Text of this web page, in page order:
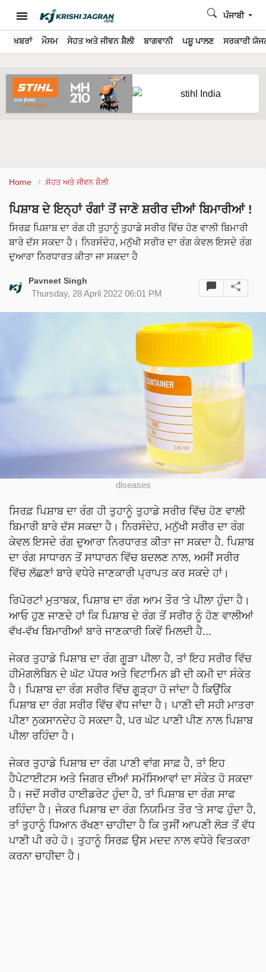
ਖਬਰਾਂ ਮੌਸਮ ਸੇਹਤ ਅਤੇ ਜੀਵਨ ਸ਼ੈਲੀ ਬਾਗਵਾਨੀ ਪਸ਼ੂ ਪਾਲਣ ਸਰਕਾਰੀ
ਪੰਜਾਬੀ
Home ਸੇਹਤ ਅਤੇ ਜੀਵਨ ਸ਼ੈਲੀ
ਪਿਸ਼ਾਬ ਦੇ ਇਨ੍ਹਾਂ ਰੰਗਾਂ ਤੋਂ ਜਾਣੋ ਸ਼ਰੀਰ ਦੀਆਂ ਬਿਮਾਰੀਆਂ !
ਸਿਰਫ਼ ਪਿਸ਼ਾਬ ਦਾ ਰੰਗ ਹੀ ਤੁਹਾਨੂੰ ਤੁਹਾਡੇ ਸਰੀਰ ਵਿੱਚ ਹੋਣ ਵਾਲੀ ਬਿਮਾਰੀ
ਬਾਰੇ ਦੱਸ ਸਕਦਾ ਹੈ। ਨਿਰਸੰਦੇਹ, ਮਨੁੱਖੀ ਸਰੀਰ ਦਾ ਰੰਗ ਕੇਵਲ ਇਸਦੇ ਰੰਗ
ਦੁਆਰਾ ਨਿਰਧਾਰਤ ਕੀਤਾ ਜਾ ਸਕਦਾ ਹੈ
Pavneet Singh
Thursday, 28 April 2022 06:01 PM
diseases
ਸਿਰਫ਼ ਪਿਸ਼ਾਬ ਦਾ ਰੰਗ ਹੀ ਤੁਹਾਨੂੰ ਤੁਹਾਡੇ ਸਰੀਰ ਵਿੱਚ ਹੋਣ ਵਾਲੀ
ਬਿਮਾਰੀ ਬਾਰੇ ਦੱਸ ਸਕਦਾ ਹੈ। ਨਿਰਸੰਦੇਹ, ਮਨੁੱਖੀ ਸਰੀਰ ਦਾ ਰੰਗ
ਕੇਵਲ ਇਸਦੇ ਰੰਗ ਦੁਆਰਾ ਨਿਰਧਾਰਤ ਕੀਤਾ ਜਾ ਸਕਦਾ ਹੈ. ਪਿਸ਼ਾਬ
ਦਾ ਰੰਗ ਸਾਧਾਰਨ ਤੋਂ ਸਾਧਾਰਨ ਵਿੱਚ ਬਦਲਣ ਨਾਲ, ਅਸੀਂ ਸਰੀਰ
ਵਿੱਚ ਲੱਛਣਾਂ ਬਾਰੇ ਵਧੇਰੇ ਜਾਣਕਾਰੀ ਪ੍ਰਾਪਤ ਕਰ ਸਕਦੇ ਹਾਂ।
ਰਿਪੋਰਟਾਂ ਮੁਤਾਬਕ, ਪਿਸ਼ਾਬ ਦਾ ਰੰਗ ਆਮ ਤੌਰ 'ਤੇ ਪੀਲਾ ਹੁੰਦਾ ਹੈ।
ਆਓ ਹੁਣ ਜਾਣਦੇ ਹਾਂ ਕਿ ਪਿਸ਼ਾਬ ਦੇ ਰੰਗ ਤੋਂ ਸਰੀਰ ਨੂੰ ਹੋਣ ਵਾਲੀਆਂ
ਵੱਖ-ਵੱਖ ਬਿਮਾਰੀਆਂ ਬਾਰੇ ਜਾਣਕਾਰੀ ਕਿਵੇਂ ਮਿਲਦੀ ਹੈ...
ਜੇਕਰ ਤੁਹਾਡੇ ਪਿਸ਼ਾਬ ਦਾ ਰੰਗ ਗੂੜਾ ਪੀਲਾ ਹੈ, ਤਾਂ ਇਹ ਸਰੀਰ ਵਿੱਚ
ਹੀਮੋਗਲੋਬਿਨ ਦੇ ਘੱਟ ਪੱਧਰ ਅਤੇ ਵਿਟਾਮਿਨ ਡੀ ਦੀ ਕਮੀ ਦਾ ਸੰਕੇਤ
ਹੈ। ਪਿਸ਼ਾਬ ਦਾ ਰੰਗ ਸਰੀਰ ਵਿੱਚ ਗੂੜ੍ਹਾ ਹੋ ਜਾਂਦਾ ਹੈ ਕਿਉਂਕਿ
ਪਿਸ਼ਾਬ ਦਾ ਰੰਗ ਸਰੀਰ ਵਿੱਚ ਵੱਧ ਜਾਂਦਾ ਹੈ। ਪਾਣੀ ਦੀ ਸਹੀ ਮਾਤਰਾ
ਪੀਣਾ ਨੁਕਸਾਨਦੇਹ ਹੋ ਸਕਦਾ ਹੈ, ਪਰ ਘੱਟ ਪਾਣੀ ਪੀਣ ਨਾਲ ਪਿਸ਼ਾਬ
ਪੀਲਾ ਰਹਿੰਦਾ ਹੈ।
ਜੇਕਰ ਤੁਹਾਡੇ ਪਿਸ਼ਾਬ ਦਾ ਰੰਗ ਪਾਣੀ ਵਾਂਗ ਸਾਫ਼ ਹੈ, ਤਾਂ ਇਹ
ਹੈਪੇਟਾਈਟਸ ਅਤੇ ਜਿਗਰ ਦੀਆਂ ਸਮੱਸਿਆਵਾਂ ਦਾ ਸੰਕੇਤ ਹੋ ਸਕਦਾ
ਹੈ। ਜਦੋਂ ਸਰੀਰ ਹਾਈਡਰੇਟ ਹੁੰਦਾ ਹੈ, ਤਾਂ ਪਿਸ਼ਾਬ ਦਾ ਰੰਗ ਸਾਫ
ਰਹਿੰਦਾ ਹੈ। ਜੇਕਰ ਪਿਸ਼ਾਬ ਦਾ ਰੰਗ ਨਿਯਮਿਤ ਤੌਰ 'ਤੇ ਸਾਫ ਹੁੰਦਾ ਹੈ,
ਤਾਂ ਤੁਹਾਨੂੰ ਧਿਆਨ ਰੱਖਣਾ ਚਾਹੀਦਾ ਹੈ ਕਿ ਤੁਸੀਂ ਆਪਣੀ ਲੋੜ ਤੋਂ ਵੱਧ
ਪਾਣੀ ਪੀ ਰਹੇ ਹੋ। ਤੁਹਾਨੂੰ ਸਿਰਫ਼ ਉਸ ਮਦਦ ਨਾਲ ਵਧੇਰੇ ਵਿਤਕਰਾ
ਕਰਨਾ ਚਾਹੀਦਾ ਹੈ।